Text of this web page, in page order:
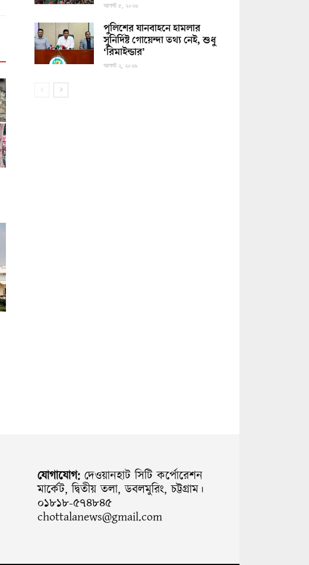
আগস্ট ৫, ২০২৬
পুলিশের যানবাহনে হামলার
সুনির্দিষ্ট গোয়েন্দা তথ্য নেই, শুধু
‘রিমাইন্ডার’
আগস্ট ২, ২০২৬
যোগাযোগ: দেওয়ানহাট সিটি কর্পোরেশন
মার্কেট, দ্বিতীয় তলা, ডবলমুরিং, চট্টগ্রাম।
০১৮১৮-৫৭৪৮৪৫
chottalanews@gmail.com